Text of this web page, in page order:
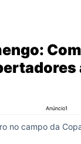
Anúncio1
no campo da